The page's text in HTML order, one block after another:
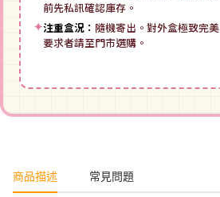
前先私訊確認庫存。
✦注重盒況： 隨機寄出。對外盒極致完美
要求者請至門市選購。
商品描述 常見問題